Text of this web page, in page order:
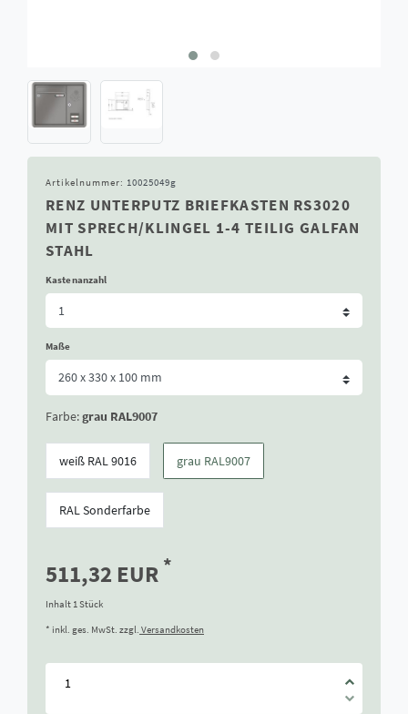
Artikelnummer: 10025049g
RENZ UNTERPUTZ BRIEFKASTEN RS3020
MIT SPRECH/KLINGEL 1-4 TEILIG GALFAN
STAHL
Kastenanzahl
Maße
Farbe:grau RAL9007
weiß RAL 9016 grau RAL9007
RAL Sonderfarbe
511,32 EUR *
Inhalt 1 Stück
* inkl. ges. MwSt. zzgl. Versandkosten